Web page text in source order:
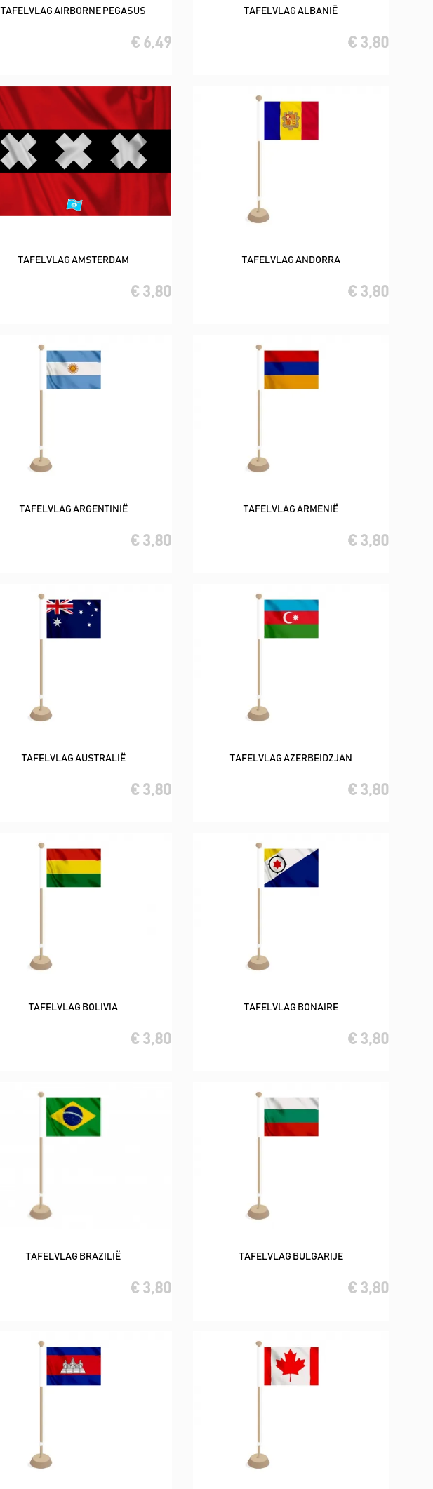
In winkelwagen
TAFELVLAG AIRBORNE PEGASUS
€ 6,49
In winkelwagen
TAFELVLAG ALBANIË
€ 3,80
In winkelwagen
TAFELVLAG AMSTERDAM
€ 3,80
In winkelwagen
TAFELVLAG ANDORRA
€ 3,80
In winkelwagen
TAFELVLAG ARGENTINIË
€ 3,80
In winkelwagen
TAFELVLAG ARMENIË
€ 3,80
In winkelwagen
TAFELVLAG AUSTRALIË
€ 3,80
In winkelwagen
TAFELVLAG AZERBEIDZJAN
€ 3,80
In winkelwagen
TAFELVLAG BOLIVIA
€ 3,80
In winkelwagen
TAFELVLAG BONAIRE
€ 3,80
In winkelwagen
TAFELVLAG BRAZILIË
€ 3,80
In winkelwagen
TAFELVLAG BULGARIJE
€ 3,80